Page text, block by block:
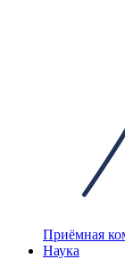
Приёмная
Наука